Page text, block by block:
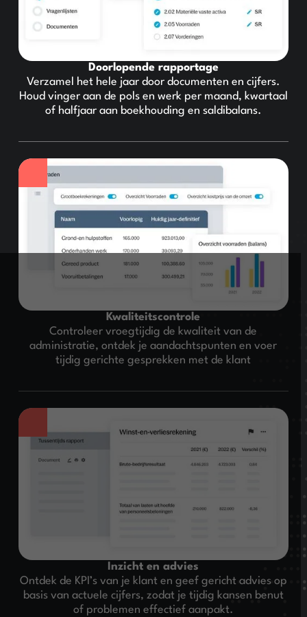
Doorlopende rapportage
Verzamel het hele jaar door documenten en cijfers.
Houd vinger aan de pols en werk per maand, kwartaal
of halfjaar aan boekhouding en saldibalans.
Kwaliteitscontrole
Controleer vroegtijdig de kwaliteit van de
administratie, ontdek je aandachtspunten en voer
tijdig gerichte gesprekken met de klant
Inzicht en advies
Ontdek de KPI’s van je klant en geef gericht advies op
basis van actuele cijfers, zodat je tijdig kansen benut
of problemen effectief aanpakt.